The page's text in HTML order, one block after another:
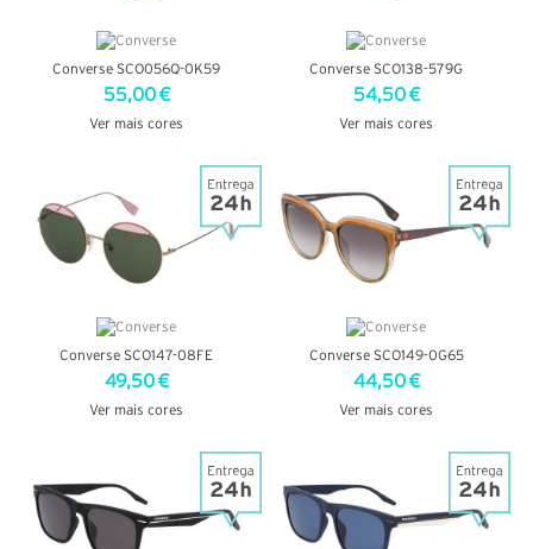
Converse SCO056Q-0K59
55,00 €
Ver mais cores
Converse SCO138-579G
54,50 €
Ver mais cores
Converse SCO147-08FE
49,50 €
Ver mais cores
Converse SCO149-0G65
44,50 €
Ver mais cores